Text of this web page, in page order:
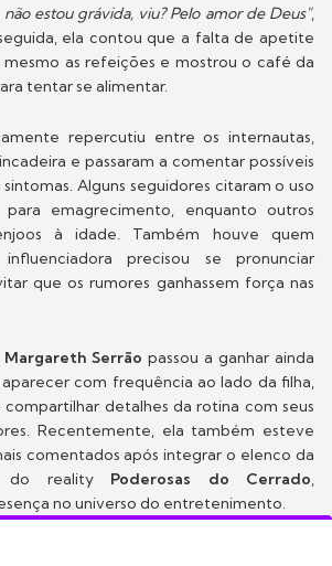
estou grávida, viu? Pelo amor de Deus",
ela contou que a falta de apetite
as refeições e mostrou o café da
tentar se alimentar.
repercutiu entre os internautas,
e passaram a comentar possíveis
Alguns seguidores citaram o uso
emagrecimento, enquanto outros
à idade. Também houve quem
precisou se pronunciar
que os rumores ganhassem força nas
Margareth Serrão passou a ganhar ainda
com frequência ao lado da filha,
compartilhar detalhes da rotina com seus
Recentemente, ela também esteve
comentados após integrar o elenco da
do reality Poderosas do Cerrado,
no universo do entretenimento.